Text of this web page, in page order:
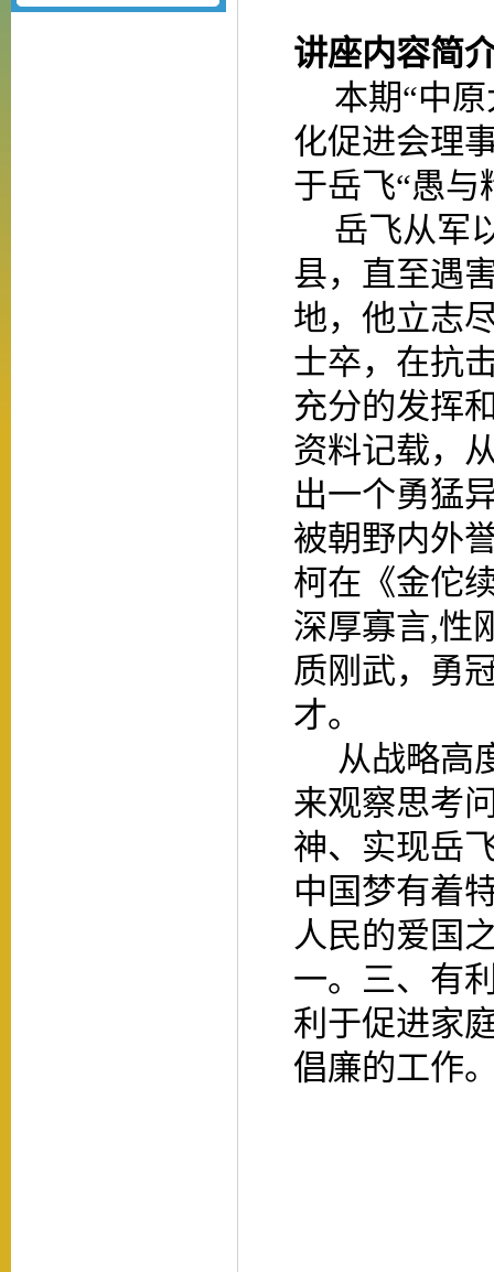
讲座内容简
本期“中
化促进会理
于岳飞“愚与
岳飞从军
县，直至遇
地，他立志
士卒，在抗
充分的发挥
资料记载，
出一个勇猛
被朝野内外
柯在《金佗
深厚寡言,性
质刚武，勇
才。
从战略高
来观察思考
神、实现岳
中国梦有着
人民的爱国
一。三、有
利于促进家
倡廉的工作